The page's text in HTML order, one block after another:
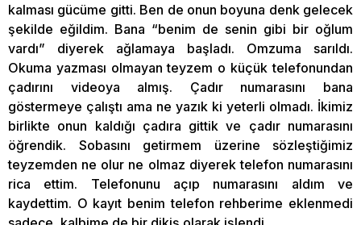
kalması gücüme gitti. Ben de onun boyuna denk gelecek
şekilde eğildim. Bana “benim de senin gibi bir oğlum
vardı” diyerek ağlamaya başladı. Omzuma sarıldı.
Okuma yazması olmayan teyzem o küçük telefonundan
çadırını videoya almış. Çadır numarasını bana
göstermeye çalıştı ama ne yazık ki yeterli olmadı. İkimiz
birlikte onun kaldığı çadıra gittik ve çadır numarasını
öğrendik. Sobasını getirmem üzerine sözleştiğimiz
teyzemden ne olur ne olmaz diyerek telefon numarasını
rica ettim. Telefonunu açıp numarasını aldım ve
kaydettim. O kayıt benim telefon rehberime eklenmedi